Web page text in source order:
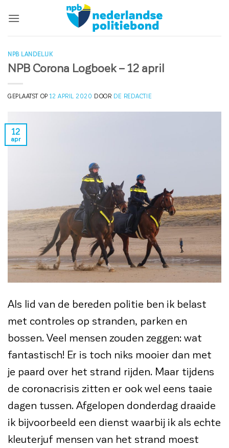
naar
NPB LANDELIJK
NPB Corona Logboek – 12 april
GEPLAATST OP12 APRIL 2020 DOOR DE REDACTIE
12
apr
Als lid van de bereden politie ben ik belast
met controles op stranden, parken en
bossen. Veel mensen zouden zeggen: wat
fantastisch! Er is toch niks mooier dan met
je paard over het strand rijden. Maar tijdens
de coronacrisis zitten er ook wel eens taaie
dagen tussen. Afgelopen donderdag draaide
ik bijvoorbeeld een dienst waarbij ik als echte
kleuterjuf mensen van het strand moest